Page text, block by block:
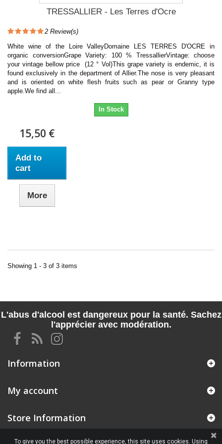
TRESSALLIER - Les Terres d'Ocre
2 Review(s)
White wine of the Loire ValleyDomaine LES TERRES D'OCRE in
organic conversionGrape Variety: 100 % TressallierVintage: choose
your vintage bellow price (12 ° Vol)This grape variety is endemic, it is
found exclusively in the department of Allier.The nose is very pleasant
and is oriented on white flesh fruits such as pear or Granny type
apple.We find all...
In Stock
15,50 €
Add to
cart
More
Showing 1 - 3 of 3 items
L'abus d'alcool est dangereux pour la santé. Sachez
l'apprécier avec modération.
Information
My account
Store Information
To give you the best possible experience, this site uses cookies. Using